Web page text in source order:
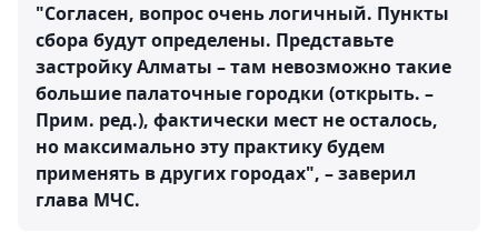
"Согласен, вопрос очень логичный. Пункты
сбора будут определены. Представьте
застройку Алматы – там невозможно такие
большие палаточные городки (открыть. –
Прим. ред.), фактически мест не осталось,
но максимально эту практику будем
применять в других городах", – заверил
глава МЧС.